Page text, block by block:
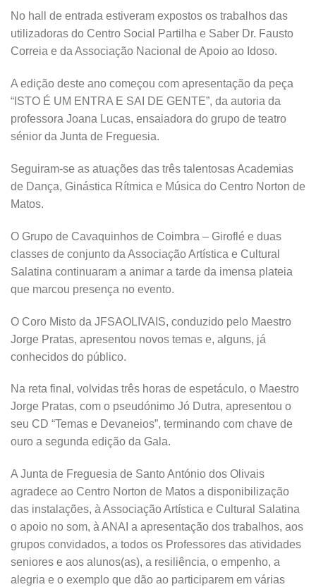
No hall de entrada estiveram expostos os trabalhos das
utilizadoras do Centro Social Partilha e Saber Dr. Fausto
Correia e da Associação Nacional de Apoio ao Idoso.
A edição deste ano começou com apresentação da peça
“ISTO É UM ENTRA E SAI DE GENTE”, da autoria da
professora Joana Lucas, ensaiadora do grupo de teatro
sénior da Junta de Freguesia.
Seguiram-se as atuações das três talentosas Academias
de Dança, Ginástica Rítmica e Música do Centro Norton de
Matos.
O Grupo de Cavaquinhos de Coimbra – Giroflé e duas
classes de conjunto da Associação Artística e Cultural
Salatina continuaram a animar a tarde da imensa plateia
que marcou presença no evento.
O Coro Misto da JFSAOLIVAIS, conduzido pelo Maestro
Jorge Pratas, apresentou novos temas e, alguns, já
conhecidos do público.
Na reta final, volvidas três horas de espetáculo, o Maestro
Jorge Pratas, com o pseudónimo Jó Dutra, apresentou o
seu CD “Temas e Devaneios”, terminando com chave de
ouro a segunda edição da Gala.
A Junta de Freguesia de Santo António dos Olivais
agradece ao Centro Norton de Matos a disponibilização
das instalações, à Associação Artística e Cultural Salatina
o apoio no som, à ANAI a apresentação dos trabalhos, aos
grupos convidados, a todos os Professores das atividades
seniores e aos alunos(as), a resiliência, o empenho, a
alegria e o exemplo que dão ao participarem em várias